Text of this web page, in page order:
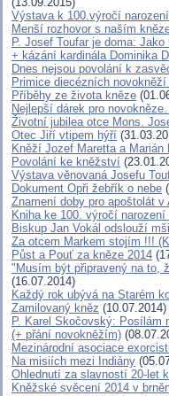
Výstava k 100.výročí
Menší rozhovor s naším
P. Josef Toufar je doma:
+ kázání kardinála Dominika
Dnes nejsou povolání k
Primice diecézních
Příběhy ze života kněze
Nejlepší dárek pro
Životní jubilea otce Mons.
Otec Jiří vtipem hýří
Kněží Jozef Maretta a Marián
Povolání ke kněžství
Výstava věnovaná Josefu
Dokument Opři žebřík o nebe
Znamení doby pro apoštolát v
Kniha ke 100. výročí narození
Biskup Jan Vokál odslouží
Za otcem Markem stojím !!!
Půst a Pouť za kněze 2014
"Musím být připravený na to,
(16.07.2014)
Každý rok ubývá na Starém
Zamilovaný kněz (10.07.2014)
P. Karel Skočovský: Posílám
(+ přání novokněžím)
Mezinárodní asociace
Na misiích mezi Indiány
Ohlednutí za slavností 20-let
Kněžské svěcení 2014 v